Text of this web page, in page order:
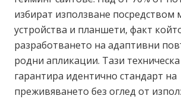
избират използване посредством
устройства и планшети, факт
разработването на адаптивни
родни апликации. Тази
гарантира идентично стандарт на
преживяването без оглед от